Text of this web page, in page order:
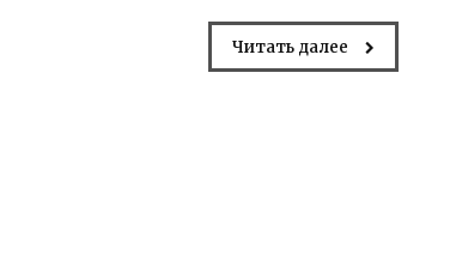
Читать далее